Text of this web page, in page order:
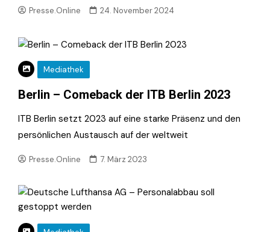
Presse.Online 24. November 2024
Mediathek
Berlin – Comeback der ITB Berlin 2023
ITB Berlin setzt 2023 auf eine starke Präsenz und den
persönlichen Austausch auf der weltweit
Presse.Online 7. März 2023